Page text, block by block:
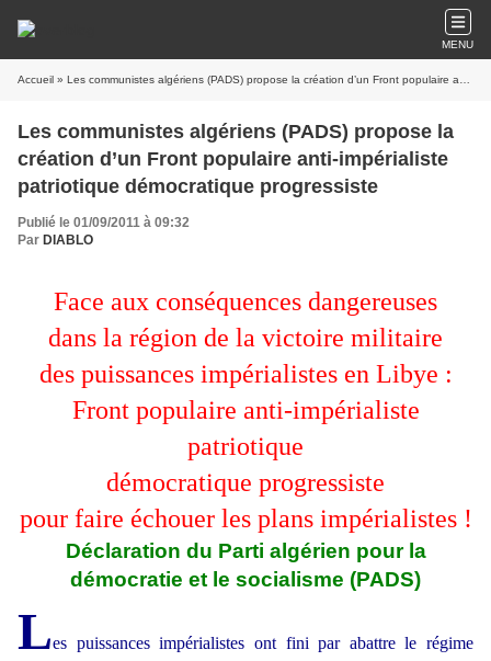
MENU
Accueil » Les communistes algériens (PADS) propose la création d’un Front populaire anti-impérialiste patriotique démocratique progressiste
Les communistes algériens (PADS) propose la
création d’un Front populaire anti-impérialiste
patriotique démocratique progressiste
Publié le 01/09/2011 à 09:32
Par DIABLO
Face aux conséquences dangereuses
dans la région de la victoire militaire
des puissances impérialistes en Libye :
Front populaire anti-impérialiste
patriotique
démocratique progressiste
pour faire échouer les plans impérialistes !
Déclaration du Parti algérien pour la
démocratie et le socialisme (PADS)
Les puissances impérialistes ont fini par abattre le régime